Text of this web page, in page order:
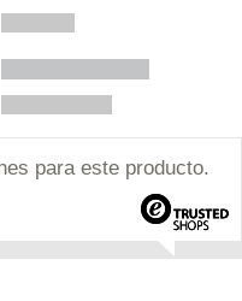
para este producto.